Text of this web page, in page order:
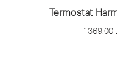
Termostat
1369,00